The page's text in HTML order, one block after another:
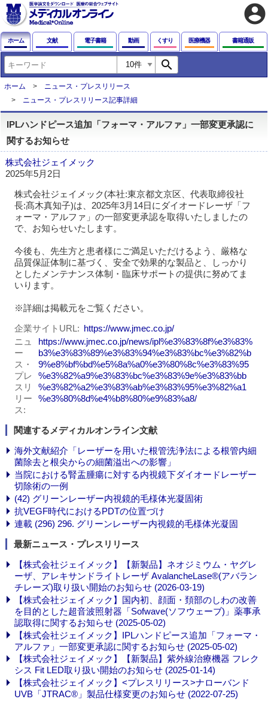
account_circle
ホーム 文献 電子書籍 動画 くすり 医療機器 書籍通販
search
ホーム
ニュース・プレスリリース
ニュース・プレスリリース記事詳細
IPLハンドピース追加「フォーマ・アルファ」一部変更承認に
関するお知らせ
株式会社ジェイメック
2025年5月2日
株式会社ジェイメック(本社:東京都文京区、代表取締役社
長:髙木真知子)は、2025年3月14日にダイオードレーザ「フ
ォーマ・アルファ」の一部変更承認を取得いたしましたの
で、お知らせいたします。
今後も、先生方と患者様にご満足いただけるよう、厳格な
品質保証体制に基づく、安全で効果的な製品と、しっかり
としたメンテナンス体制・臨床サポートの提供に努めてま
いります。
※詳細は掲載元をご覧ください。
企業サイトURL
https://www.jmec.co.jp/
ニュ
ー
ス・
プレ
スリ
リー
ス
https://www.jmec.co.jp/news/ipl%e3%83%8f%e3%83%
b3%e3%83%89%e3%83%94%e3%83%bc%e3%82%b
9%e8%bf%bd%e5%8a%a0%e3%80%8c%e3%83%95
%e3%82%a9%e3%83%bc%e3%83%9e%e3%83%bb
%e3%82%a2%e3%83%ab%e3%83%95%e3%82%a1
%e3%80%8d%e4%b8%80%e9%83%a8/
関連するメディカルオンライン文献
海外文献紹介「レーザーを用いた根管洗浄法による根管内細
菌除去と根尖からの細菌溢出への影響」
当院における腎盂腫瘍に対する内視鏡下ダイオードレーザー
切除術の一例
(42) グリーンレーザー内視鏡的毛様体光凝固術
抗VEGF時代におけるPDTの位置づけ
連載 (296) 296. グリーンレーザー内視鏡的毛様体光凝固
最新ニュース・プレスリリース
【株式会社ジェイメック】【新製品】ネオジミウム・ヤグレ
ーザ、アレキサンドライトレーザ AvalancheLase®(アバラン
チレーズ)取り扱い開始のお知らせ (2026-03-19)
【株式会社ジェイメック】国内初、顔面・頚部のしわの改善
を目的とした超音波照射器「Sofwave(ソフウェーブ)」薬事承
認取得に関するお知らせ (2025-05-02)
【株式会社ジェイメック】IPLハンドピース追加「フォーマ・
アルファ」一部変更承認に関するお知らせ (2025-05-02)
【株式会社ジェイメック】【新製品】紫外線治療機器 フレク
シス Fit LED取り扱い開始のお知らせ (2025-01-14)
【株式会社ジェイメック】<プレスリリース>ナローバンド
UVB「JTRAC®」製品仕様変更のお知らせ (2022-07-25)